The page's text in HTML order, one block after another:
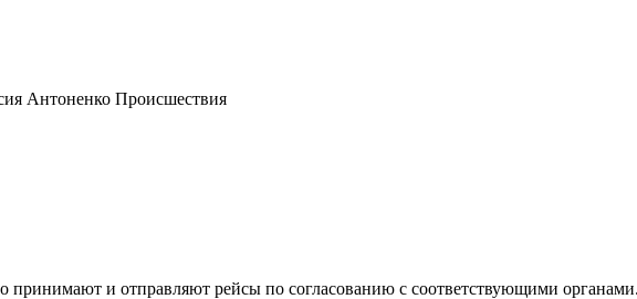
Антоненко Происшествия
и отправляют рейсы по согласованию с соответствующими